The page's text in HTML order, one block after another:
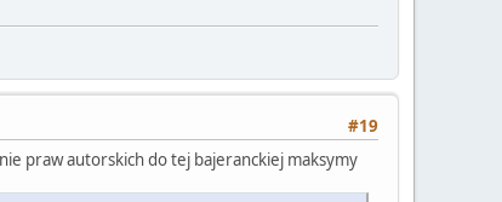
#19
praw autorskich do tej bajeranckiej maksymy